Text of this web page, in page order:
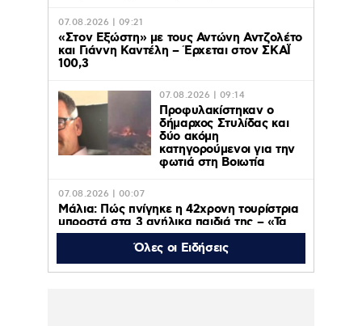
07.08.2026 | 09:21
«Στον Εξώστη» με τους Αντώνη Αντζολέτο
και Γιάννη Καντέλη – Έρχεται στον ΣΚΑΪ
100,3
07.08.2026 | 09:14
Προφυλακίστηκαν ο
δήμαρχος Στυλίδας και
δύο ακόμη
κατηγορούμενοι για την
φωτιά στη Βοιωτία
07.08.2026 | 00:07
Μάλια: Πώς πνίγηκε η 42χρονη τουρίστρια
μπροστά στα 3 ανήλικα παιδιά της – «Τα
παιδιά φώναζαν και έκλαιγαν, ήταν σε
κατάσταση πανικού»Όλες οι Ειδήσεις